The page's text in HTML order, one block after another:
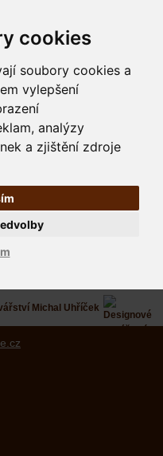
cookies
soubory cookies a
vylepšení
analýzy
a zjištění zdroje
Michal Uhříček